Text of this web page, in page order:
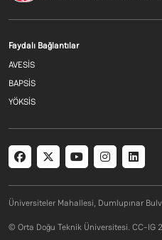
Footer menu 1 TR
Faydalı Bağlantılar
AVESİS
BAPSİS
YÖKSİS
Social menu
Üniversiteler Mahallesi, Dumlupınar
© Orta Doğu Teknik Üniversitesi. CC-IG